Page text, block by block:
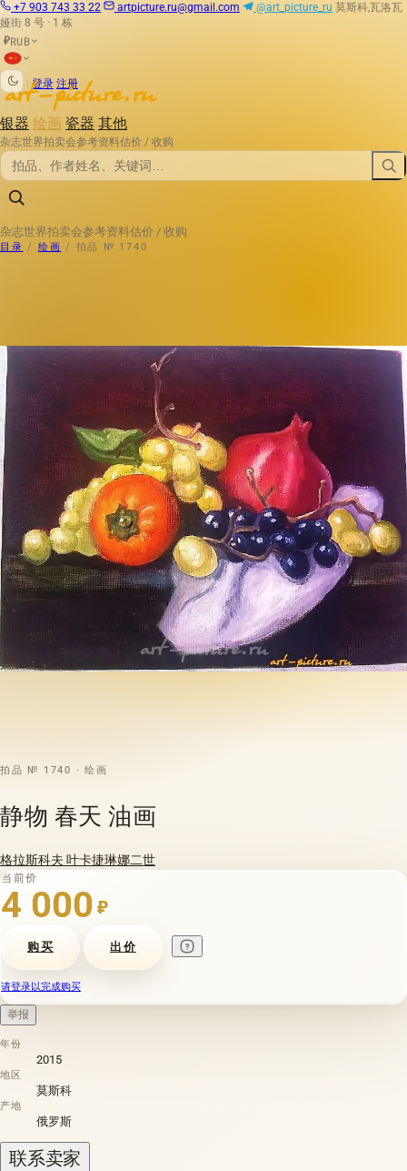
+7 903 743 33 22 artpicture.ru@gmail.com @art_picture_ru 莫斯科,瓦洛瓦
娅街 8 号 · 1 栋
₽RUB
登录 注册
银器 绘画 瓷器 其他
杂志世界拍卖会参考资料估价 / 收购
杂志世界拍卖会参考资料估价 / 收购
目录 / 绘画 / 拍品 № 1740
拍品 № 1740 · 绘画
静物 春天 油画
格拉斯科夫 叶卡捷琳娜二世
当前价
4 000 ₽
购买 出价
请登录以完成购买
举报
年份
2015
地区
莫斯科
产地
俄罗斯
联系卖家